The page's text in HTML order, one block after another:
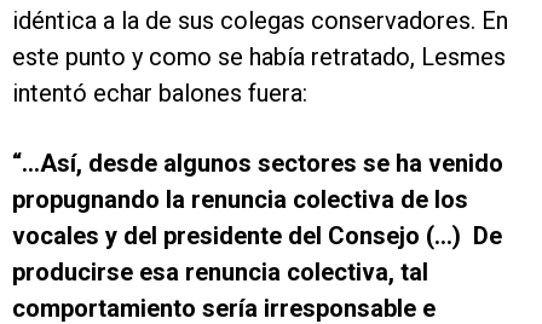
idéntica a la de sus colegas conservadores. En
este punto y como se había retratado, Lesmes
intentó echar balones fuera:
“…Así, desde algunos sectores se ha venido
propugnando la renuncia colectiva de los
vocales y del presidente del Consejo (…) De
producirse esa renuncia colectiva, tal
comportamiento sería irresponsable e